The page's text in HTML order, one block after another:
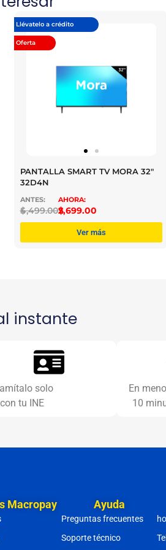
Llévatelo a crédito
Oferta
PANTALLA SMART TV MORA 32″
32D4N
$
4,499.00$
2,699.00
Ver más
instante
solo
con tu INE
En
10
Macropay Ayuda
Preguntas frecuentes
Soporte técnico